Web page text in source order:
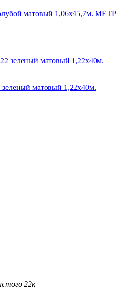
матовый 1,06х45,7м. МЕТР
матовый 1,22х40м.
22к